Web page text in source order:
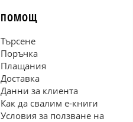
ПОМОЩ
Търсене
Поръчка
Плащания
Доставка
Данни за клиента
Как да свалим е-книги
Условия за ползване на